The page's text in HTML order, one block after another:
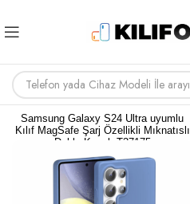
Samsung Galaxy S24 Ultra uyumlu
Kılıf MagSafe Şarj Özellikli Mıknatıslı
Duble Kapak T37175